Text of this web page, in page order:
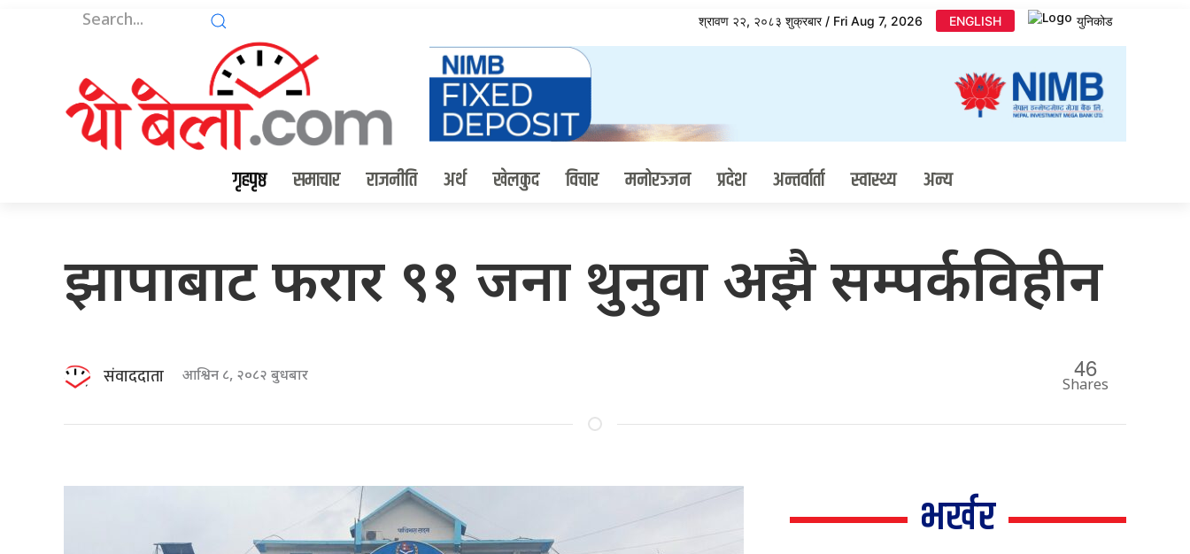
श्रावण २२, २०८३ शुक्रबार / Fri Aug 7, 2026 ENGLISH युनिकोड
गृहपृष्ठ समाचार राजनीति अर्थ खेलकुद विचार मनोरञ्जन प्रदेश अन्तर्वार्ता स्वास्थ्य अन्य
झापाबाट फरार ९१ जना थुनुवा अझै सम्पर्कविहीन
संवाददाता आश्विन ८, २०८२ बुधबार 46
Shares
भर्खर